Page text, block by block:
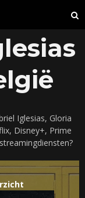
Iglesias, Gloria
Disney+, Prime